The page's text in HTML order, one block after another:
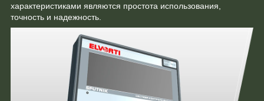
характеристиками являются простота использования,
точность и надежность.